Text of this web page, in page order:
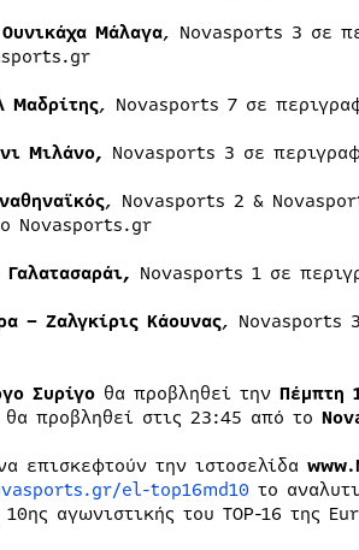
Μάλαγα, Novasports 3 σε
Μαδρίτης, Novasports 7 σε
Μιλάνο, Novasports 3 σε
, Novasports 2 &
Novasports.gr
Novasports 1 σε
– Ζαλγκίρις Κάουνας, Novasports
Συρίγοθα προβληθεί την Πέμπτη
θα προβληθεί στις 23:45 από το
επισκεφτούν την ιστοσελίδα
el-top16md10 το
αγωνιστικής του TOP-16 της